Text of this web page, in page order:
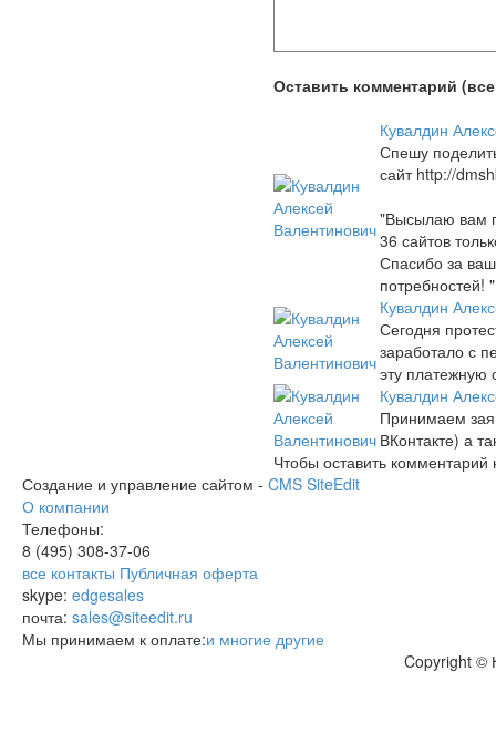
Оставить комментарий
Кувалдин
Спешу
сайт http://
"Высылаю вам
36 сайтов
Спасибо за
потребностей! "
Кувалдин
Сегодня
заработало с
эту платежную
Кувалдин
Принимаем
ВКонтакте) а
Чтобы оставить комментарий
Создание и управление сайтом - CMS SiteEdit
О компании
Телефоны:
8 (495) 308-37-06
все контакты Публичная оферта
skype: edgesales
почта: sales@siteedit.ru
Мы принимаем к оплате:и многие другие
Copyright ©